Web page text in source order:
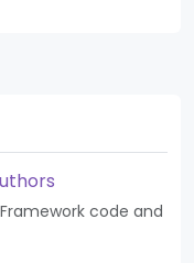
code and